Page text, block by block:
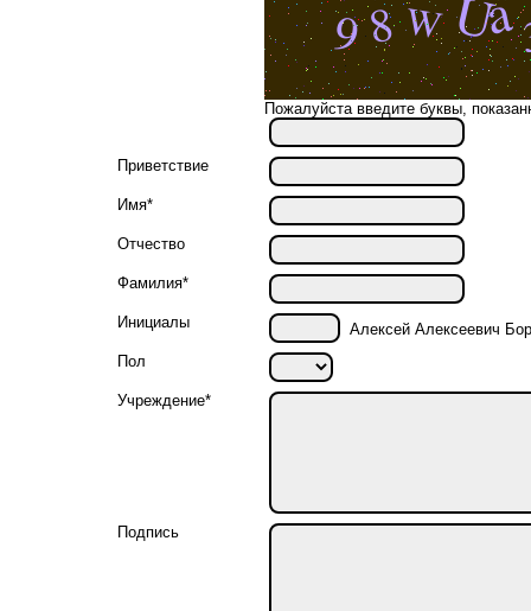
Пожалуйста введите буквы,
Приветствие
Имя*
Отчество
Фамилия*
Инициалы
Алексей Алексеевич
Пол
Учреждение*
Подпись